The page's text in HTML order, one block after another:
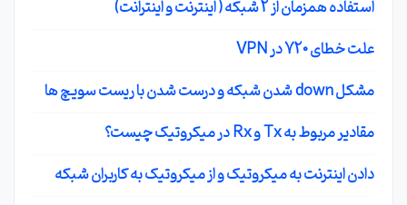
استفاده همزمان از 2 شبکه ( اینترنت و اینترانت)
علت خطای 720 در VPN
مشکل down شدن شبکه و درست شدن با ریست سویچ ها
مقادیر مربوط به Tx و Rx در میکروتیک چیست؟
دادن اینترنت به میکروتیک و از میکروتیک به کاربران شبکه